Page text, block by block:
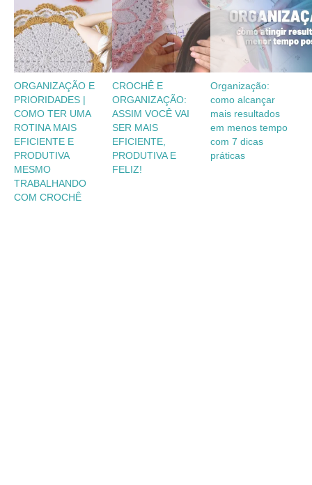
ORGANIZAÇÃO E
PRIORIDADES |
COMO TER UMA
ROTINA MAIS
EFICIENTE E
PRODUTIVA
MESMO
TRABALHANDO
COM CROCHÊ
CROCHÊ E
ORGANIZAÇÃO:
ASSIM VOCÊ VAI
SER MAIS
EFICIENTE,
PRODUTIVA E
FELIZ!
Organização:
como alcançar
mais resultados
em menos tempo
com 7 dicas
práticas